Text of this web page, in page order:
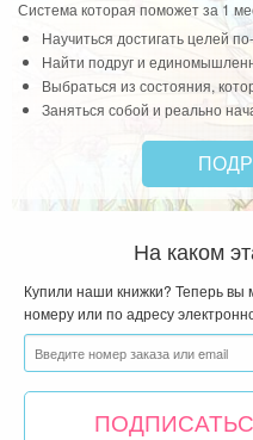
Система которая поможет за 1
Научиться достигать целей
Найти подруг и
Выбраться из состояния,
Заняться собой и реально
На каком
Купили наши книжки? Теперь вы
номеру или по адресу